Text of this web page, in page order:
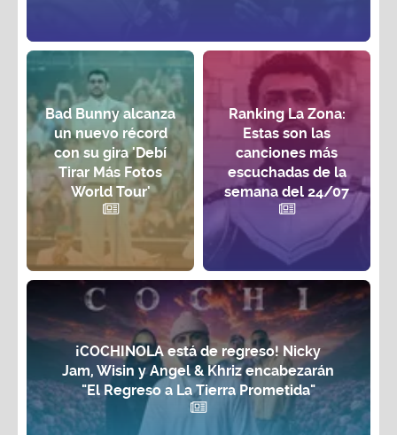
Bad Bunny alcanza
un nuevo récord
con su gira 'Debí
Tirar Más Fotos
World Tour'
Ranking La Zona:
Estas son las
canciones más
escuchadas de la
semana del 24/07
¡COCHINOLA está de regreso! Nicky
Jam, Wisin y Angel & Khriz encabezarán
"El Regreso a La Tierra Prometida"